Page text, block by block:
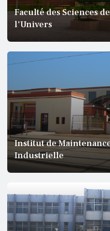
Faculté des Sciences
l'Univers
Institut de
Industrielle